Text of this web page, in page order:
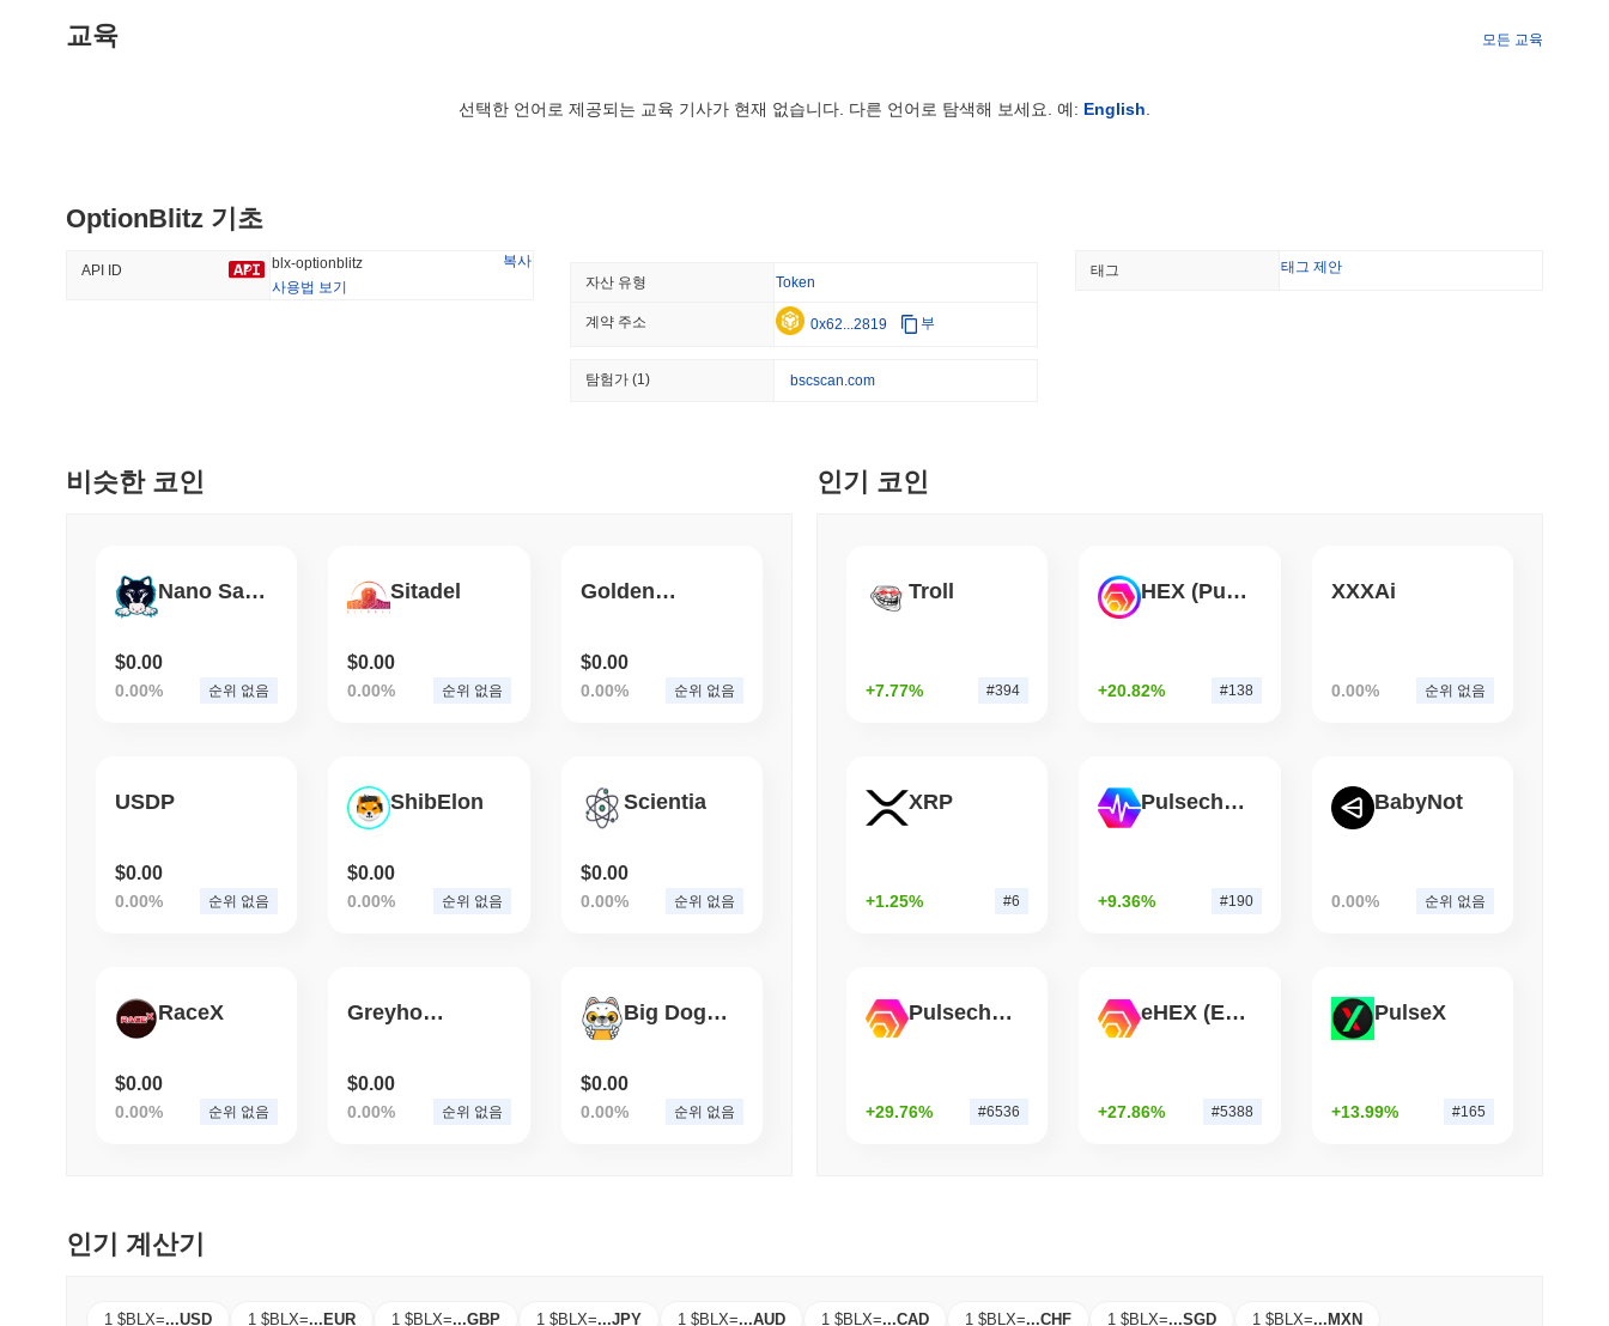
#520
20.82%
STABLECOIN JAPAN
러시아, 암호화폐 거래 합법화하지만 소매 구매자는 연간 3,700달러로 제한
AI AGENTS PAYMENTS
August 06 2026(1 day ago) 3 최소 읽기
교육 모든 교육
선택한 언어로 제공되는 교육 기사가 현재 없습니다. 다른 언어로 탐색해 보세요. 예: English
OptionBlitz 기초
API ID blx-optionblitz
복사
사용법 보기
자산 유형 Token
계약 주소 0x62...2819 부
탐험가(1) bscscan.com
태그 태그 제안
비슷한 코인
Nano Saitama Inu
$0.00
0.00% 순위 없음
Sitadel
$0.00
0.00% 순위 없음
GoldenDogeCoin
$0.00
0.00% 순위 없음
USDP
$0.00
0.00% 순위 없음
ShibElon
$0.00
0.00% 순위 없음
Scientia
$0.00
0.00% 순위 없음
RaceX
$0.00
0.00% 순위 없음
Greyhound
$0.00
0.00% 순위 없음
Big Dog Coin
$0.00
0.00% 순위 없음
인기 코인
Troll
+7.77% #394
HEX (Pulsechain)
+20.82% #138
XXXAi
0.00% 순위 없음
XRP
+1.25% #6
Pulsechain
+9.36% #190
BabyNot
0.00% 순위 없음
Pulsechain Bridged HEX (Pulsechain)
+29.76% #6536
eHEX (Ethereum)
+27.86% #5388
PulseX
+13.99% #165
인기 계산기
1 $BLX=...USD 1 $BLX=...EUR 1 $BLX=...GBP 1 $BLX=...JPY 1 $BLX=...AUD 1 $BLX=...CAD 1 $BLX=...CHF 1 $BLX=...SGD 1 $BLX=...MXN